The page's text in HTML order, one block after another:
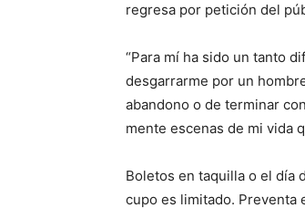
regresa por petición del
“Para mí ha sido un tanto
desgarrarme por un
abandono o de terminar
mente escenas de mi vida
Boletos en taquilla o el día
cupo es limitado. Preventa